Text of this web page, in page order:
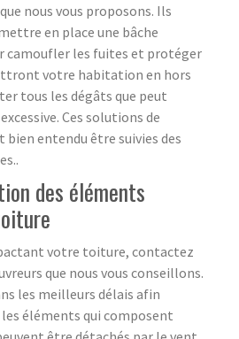
nous vous proposons. Ils
en place une bâche
camoufler les fuites et protéger
votre habitation en hors
tous les dégâts que peut
Ces solutions de
entendu être suivies des
des éléments
votre toiture, contactez
que nous vous conseillons.
les meilleurs délais afin
éléments qui composent